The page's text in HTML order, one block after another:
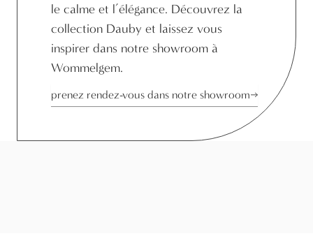
le calme et l’élégance. Découvrez la
collection Dauby et laissez vous
inspirer dans notre showroom à
Wommelgem.
prenez rendez-vous dans notre showroom